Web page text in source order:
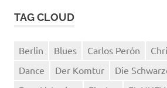
TAG CLOUD
Berlin Blues Carlos Perón
Dance
Der Komtur
Die